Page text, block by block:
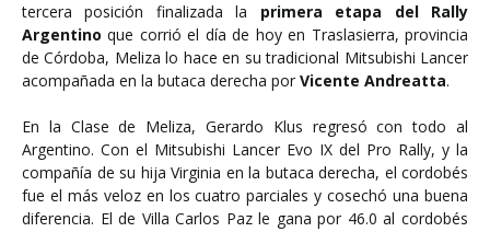
tercera posición finalizada la primera etapa del Rally
Argentino que corrió el día de hoy en Traslasierra, provincia
de Córdoba, Meliza lo hace en su tradicional Mitsubishi Lancer
acompañada en la butaca derecha por Vicente Andreatta.
En la Clase de Meliza, Gerardo Klus regresó con todo al
Argentino. Con el Mitsubishi Lancer Evo IX del Pro Rally, y la
compañía de su hija Virginia en la butaca derecha, el cordobés
fue el más veloz en los cuatro parciales y cosechó una buena
diferencia. El de Villa Carlos Paz le gana por 46.0 al cordobés